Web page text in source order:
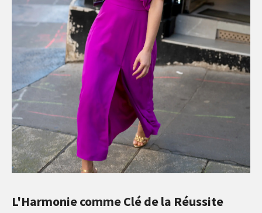
L'Harmonie comme Clé de la Réussite